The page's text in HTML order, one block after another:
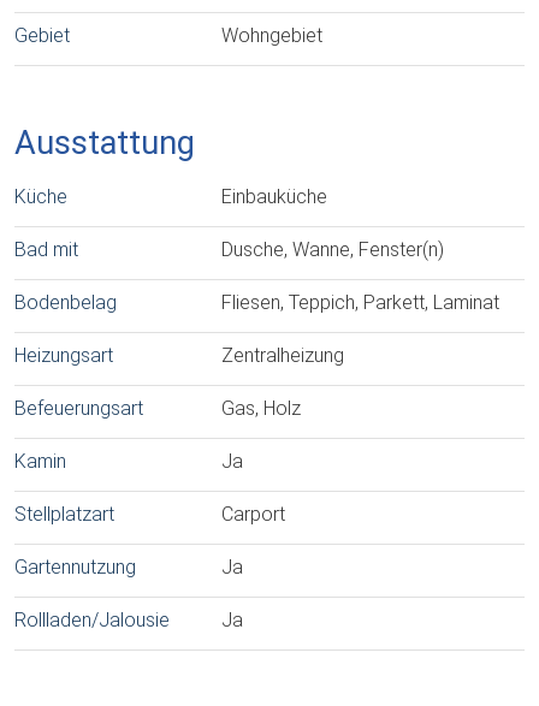
Gebiet Wohngebiet
Ausstattung
Küche Einbauküche
Bad mit Dusche, Wanne, Fenster(n)
Bodenbelag Fliesen, Teppich, Parkett, Laminat
Heizungsart Zentralheizung
Befeuerungsart Gas, Holz
Kamin Ja
Stellplatzart Carport
Gartennutzung Ja
Rollladen/Jalousie Ja